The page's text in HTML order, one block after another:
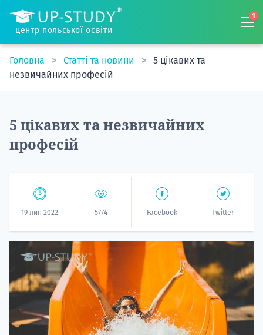
центр польської освіти
1
Головна Статті та новини
5 цікавих та
незвичайних професій
5 цікавих та незвичайних
професій
19 лип 2022 5774 Facebook Twitter